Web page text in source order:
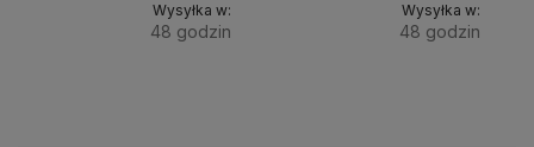
Wysyłka w:
48 godzin
Wysyłka w:
48 godzin